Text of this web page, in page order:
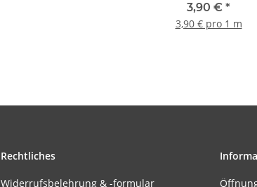
3,90 € *
3,90 € pro 1 m
Rechtliches
Widerrufsbelehrung & -formular